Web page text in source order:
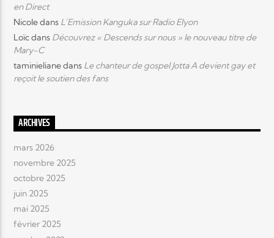
en Direct
Nicoledans L’Emission Kanguka sur Radio Elyon
Loïcdans Découvrez « Descends sur nous » le nouveau titre de
Mary-C
taminielianedans Le chanteur de gospel Jotta A devient gay et
reçoit le soutien des fans
ARCHIVES
mars 2026
novembre 2025
octobre 2025
juin 2025
mai 2025
février 2025